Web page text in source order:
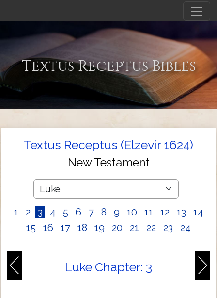
Textus Receptus Bibles
Textus Receptus (Elzevir 1624)
New Testament
1 2 3 4 5 6 7 8 9 10 11 12 13
14
15
16 17 18 19 20 21 22 23 24
Luke Chapter: 3